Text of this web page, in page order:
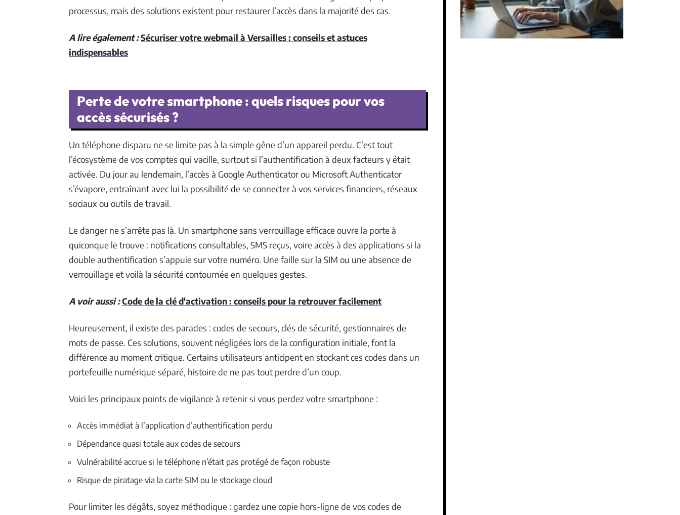
processus, mais des solutions existent pour restaurer l’accès dans la majorité des cas.
A lire également :Sécuriser votre webmail à Versailles : conseils et astuces
indispensables
Perte de votre smartphone : quels risques pour vos
accès sécurisés ?
Un téléphone disparu ne se limite pas à la simple gêne d’un appareil perdu. C’est tout
l’écosystème de vos comptes qui vacille, surtout si l’authentification à deux facteurs y était
activée. Du jour au lendemain, l’accès à Google Authenticator ou Microsoft Authenticator
s’évapore, entraînant avec lui la possibilité de se connecter à vos services financiers, réseaux
sociaux ou outils de travail.
Le danger ne s’arrête pas là. Un smartphone sans verrouillage efficace ouvre la porte à
quiconque le trouve : notifications consultables, SMS reçus, voire accès à des applications si la
double authentification s’appuie sur votre numéro. Une faille sur la SIM ou une absence de
verrouillage et voilà la sécurité contournée en quelques gestes.
A voir aussi :Code de la clé d'activation : conseils pour la retrouver facilement
Heureusement, il existe des parades : codes de secours, clés de sécurité, gestionnaires de
mots de passe. Ces solutions, souvent négligées lors de la configuration initiale, font la
différence au moment critique. Certains utilisateurs anticipent en stockant ces codes dans un
portefeuille numérique séparé, histoire de ne pas tout perdre d’un coup.
Voici les principaux points de vigilance à retenir si vous perdez votre smartphone :
Accès immédiat à l’application d’authentification perdu
Dépendance quasi totale aux codes de secours
Vulnérabilité accrue si le téléphone n’était pas protégé de façon robuste
Risque de piratage via la carte SIM ou le stockage cloud
Pour limiter les dégâts, soyez méthodique : gardez une copie hors-ligne de vos codes de